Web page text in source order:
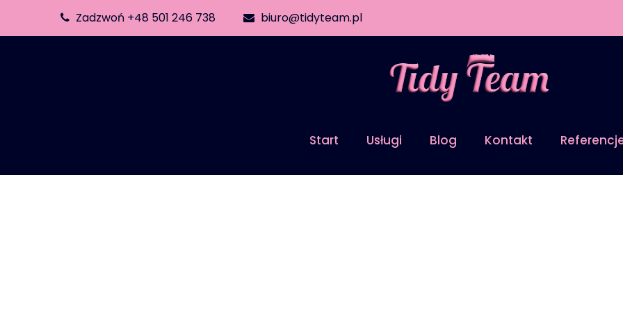
Zadzwoń +48 501 246 738 biuro@tidyteam.pl
Start Usługi Blog Kontakt
Contact Layout 1